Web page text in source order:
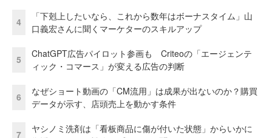
4
「下剋上したいなら、これから数年はボーナスタイム」山
口義宏さんに聞くマーケターのスキルアップ
5
ChatGPT広告パイロット参画も Criteoの「エージェンテ
ィック・コマース」が変える広告の判断
6
なぜショート動画の「CM流用」は成果が出ないのか？購買
データが示す、店頭売上を動かす条件
7
ヤシノミ洗剤は「看板商品に傷が付いた状態」からいかに